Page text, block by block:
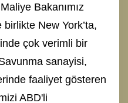
Bakanımız
New York’ta,
çok verimli bir
sanayisi,
faaliyet gösteren
ABD'li